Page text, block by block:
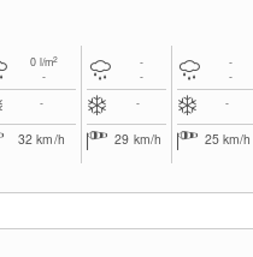
0 l/m2
-
-
32km/h
-
-
-
29 km/h
-
-
-
25 km/h